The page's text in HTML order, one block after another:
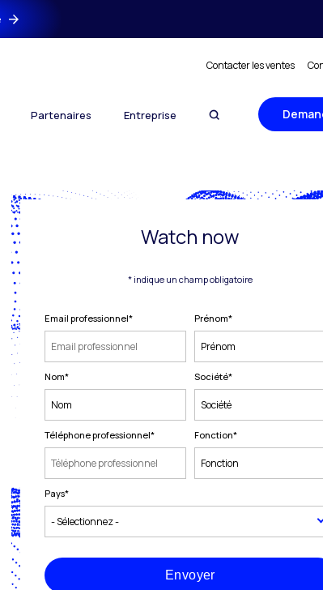
Contacter les ventes
Partenaires Entreprise
Watch now
* indique un champ obligatoire
Email professionnel* Prénom*
Nom* Société*
Téléphone professionnel* Fonction*
Pays*
Envoyer